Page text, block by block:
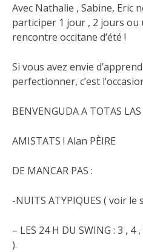
Avec Nathalie , Sabine, Eric
participer 1 jour , 2 jours ou
rencontre occitane d’été !
Si vous avez envie
perfectionner, c’est
BENVENGUDA A TOTAS LAS
AMISTATS ! Alan PÈIRE
DE MANCAR PAS :
-NUITS ATYPIQUES ( voir le
– LES 24 H DU SWING : 3 , 4
).